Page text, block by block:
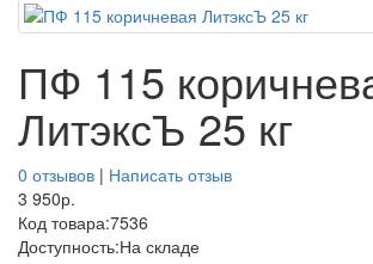
ПФ 115
ЛитэксЪ 25 кг
0 отзывов | Написать отзыв
3 950р.
Код товара:7536
Доступность:На складе